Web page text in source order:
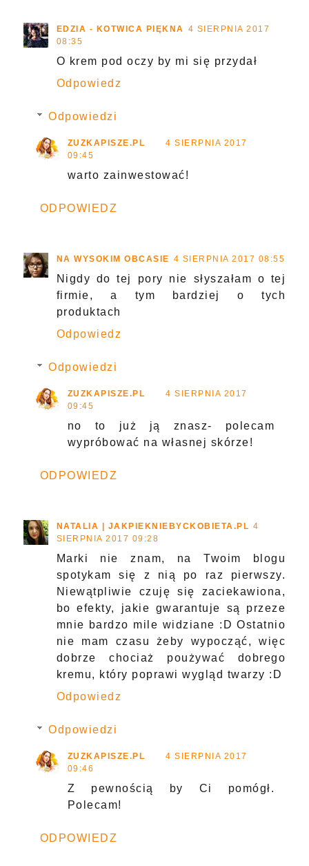
EDZIA - KOTWICA PIĘKNA 4 SIERPNIA 2017
08:35
O krem pod oczy by mi się przydał
Odpowiedz
Odpowiedzi
ZUZKAPISZE.PL
4 SIERPNIA 2017
09:45
warto zainwestować!
ODPOWIEDZ
NA WYSOKIM OBCASIE 4 SIERPNIA 2017 08:55
Nigdy do tej pory nie słyszałam o tej
firmie, a tym bardziej o tych
produktach
Odpowiedz
Odpowiedzi
ZUZKAPISZE.PL
4 SIERPNIA 2017
09:45
no to już ją znasz- polecam
wypróbować na własnej skórze!
ODPOWIEDZ
NATALIA | JAKPIEKNIEBYCKOBIETA.PL 4
SIERPNIA 2017 09:28
Marki nie znam, na Twoim blogu
spotykam się z nią po raz pierwszy.
Niewątpliwie czuję się zaciekawiona,
bo efekty, jakie gwarantuje są przeze
mnie bardzo mile widziane :D Ostatnio
nie mam czasu żeby wypocząć, więc
dobrze chociaż poużywać dobrego
kremu, który poprawi wygląd twarzy :D
Odpowiedz
Odpowiedzi
ZUZKAPISZE.PL
4 SIERPNIA 2017
09:46
Z pewnością by Ci pomógł.
Polecam!
ODPOWIEDZ